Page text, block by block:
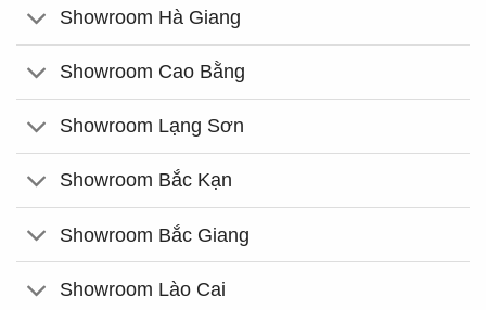
Showroom Hà Giang
Showroom Cao Bằng
Showroom Lạng Sơn
Showroom Bắc Kạn
Showroom Bắc Giang
Showroom Lào Cai